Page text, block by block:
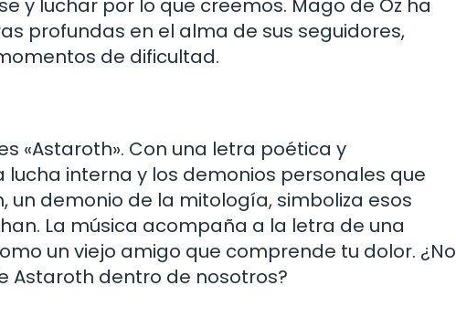
y luchar por lo que creemos. Mago de Oz ha
profundas en el alma de sus seguidores,
de dificultad.
«Astaroth». Con una letra poética y
interna y los demonios personales que
demonio de la mitología, simboliza esos
La música acompaña a la letra de una
un viejo amigo que comprende tu dolor. ¿No
Astaroth dentro de nosotros?